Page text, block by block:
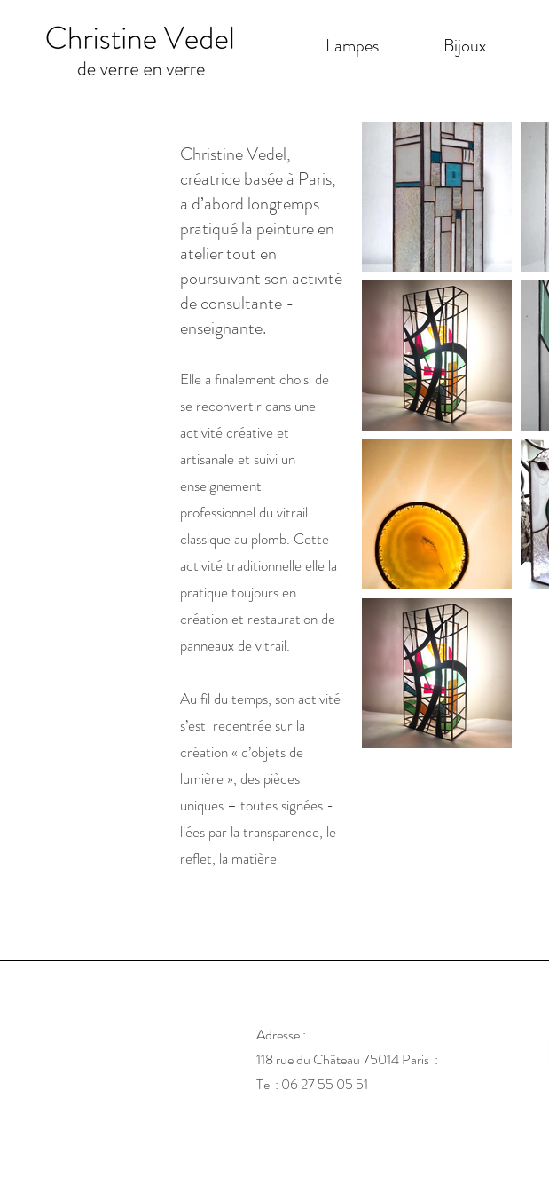
Lampes Bijoux
Christine Vedel,
créatrice basée à Paris,
a d’abord longtemps
pratiqué la peinture en
atelier tout en
poursuivant son activité
de consultante -
enseignante.
Elle a finalement choisi de
se reconvertir dans une
activité créative et
artisanale et suivi un
enseignement
professionnel du vitrail
classique au plomb. Cette
activité traditionnelle elle la
pratique toujours en
création et restauration de
panneaux de vitrail.
Au fil du temps, son activité
s’est recentrée sur la
création « d’objets de
lumière », des pièces
uniques – toutes signées -
liées par la transparence, le
reflet, la matière
Adresse :
118 rue du Château 75014 Paris :
Tel : 06 27 55 05 51